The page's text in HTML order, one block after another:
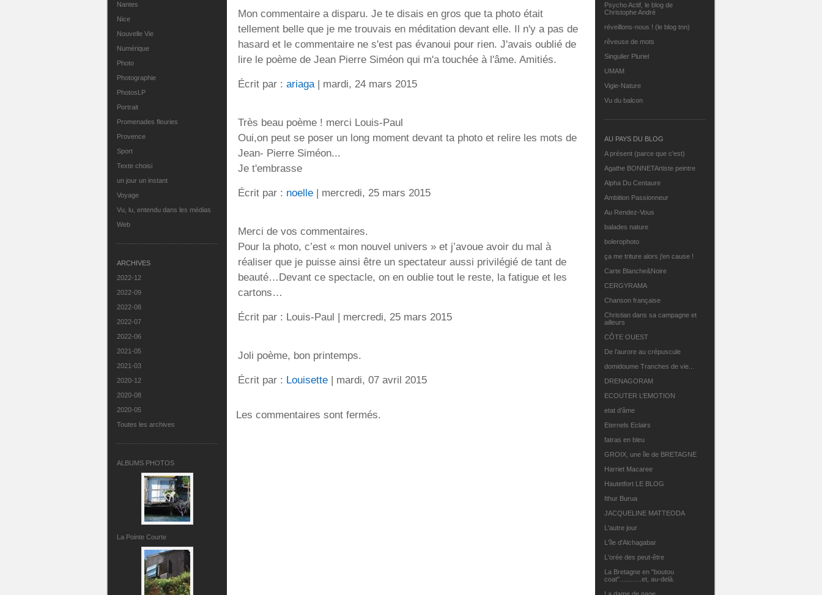
Nantes
Nice
Nouvelle Vie
Numérique
Photo
Photographie
PhotosLP
Portrait
Promenades fleuries
Provence
Sport
Texte choisi
un jour un instant
Voyage
Vu, lu, entendu dans les médias
Web
ARCHIVES
2022-12
2022-09
2022-08
2022-07
2022-06
2021-05
2021-03
2020-12
2020-08
2020-05
Toutes les archives
ALBUMS PHOTOS
La Pointe Courte
Psycho Actif, le blog de
Christophe André
réveillons-nous ! (le blog tnn)
rêveuse de mots
Singulier Pluriel
UMAM
Vigie-Nature
Vu du balcon
AU PAYS DU BLOG
A présent (parce que c'est)
Agathe BONNETArtiste peintre
Alpha Du Centaure
Ambition Passionneur
Au Rendez-Vous
balades nature
bolerophoto
ça me triture alors j'en cause !
Carte Blanche&Noire
CERGYRAMA
Chanson française
Christian dans sa campagne et
ailleurs
CÔTE OUEST
De l’aurore au crépuscule
domidoume Tranches de vie...
DRENAGORAM
ECOUTER L’EMOTION
etat d’âme
Eternels Eclairs
fatras en bleu
GROIX, une île de BRETAGNE
Harriet Macaree
Hautetfort LE BLOG
Ithur Burua
JACQUELINE MATTEODA
L'autre jour
L'île d'Alchagabar
L'orée des peut-être
La Bretagne en "boutou
coat"............et, au-delà.
Mon commentaire a disparu. Je te disais en gros que ta photo était
tellement belle que je me trouvais en méditation devant elle. Il n'y a pas de
hasard et le commentaire ne s'est pas évanoui pour rien. J'avais oublié de
lire le poème de Jean Pierre Siméon qui m'a touchée à l'âme. Amitiés.
Écrit par : ariaga | mardi, 24 mars 2015
Très beau poème ! merci Louis-Paul
Oui,on peut se poser un long moment devant ta photo et relire les mots de
Jean- Pierre Siméon...
Je t'embrasse
Écrit par : noelle | mercredi, 25 mars 2015
Merci de vos commentaires.
Pour la photo, c’est « mon nouvel univers » et j’avoue avoir du mal à
réaliser que je puisse ainsi être un spectateur aussi privilégié de tant de
beauté…Devant ce spectacle, on en oublie tout le reste, la fatigue et les
cartons…
Écrit par : Louis-Paul | mercredi, 25 mars 2015
Joli poème, bon printemps.
Écrit par : Louisette | mardi, 07 avril 2015
Les commentaires sont fermés.